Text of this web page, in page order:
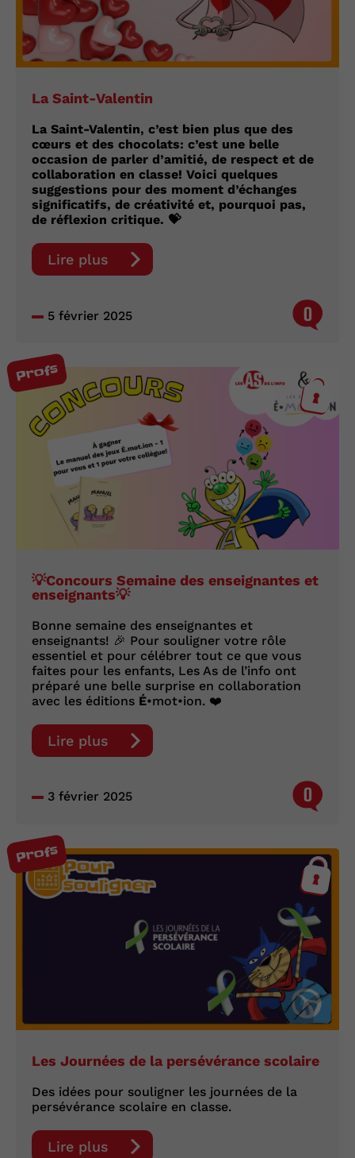
La Saint-Valentin
La Saint-Valentin, c’est bien plus que des
cœurs et des chocolats: c’est une belle
occasion de parler d’amitié, de respect et de
collaboration en classe! Voici quelques
suggestions pour des moment d’échanges
significatifs, de créativité et, pourquoi pas,
de réflexion critique. 💝
Lire plus
5 février 2025 0
Profs
💡Concours Semaine des enseignantes et
enseignants💡
Bonne semaine des enseignantes et
enseignants! 🎉 Pour souligner votre rôle
essentiel et pour célébrer tout ce que vous
faites pour les enfants, Les As de l’info ont
préparé une belle surprise en collaboration
avec les éditions É•mot•ion. ❤️
Lire plus
3 février 2025 0
Profs
Les Journées de la persévérance scolaire
Des idées pour souligner les journées de la
persévérance scolaire en classe.
Lire plus